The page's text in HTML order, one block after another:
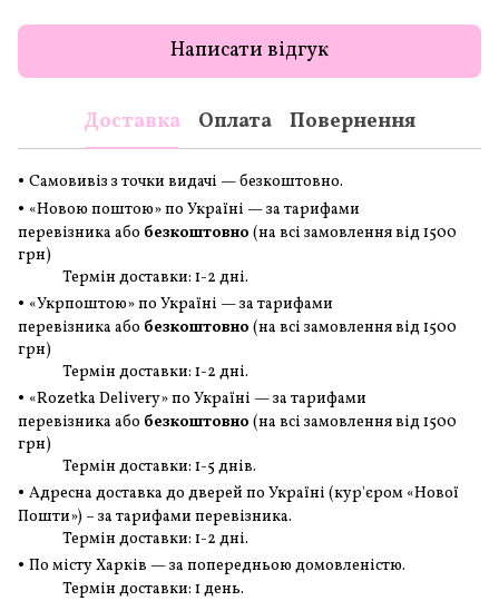
Написати відгук
Доставка Оплата Повернення
• Самовивіз з точки видачі — безкоштовно.
• «Новою поштою» по Україні — за тарифами
перевізника або безкоштовно (на всі замовленнявід 1500
грн)
Термін доставки: 1-2 дні.
• «Укрпоштою» по Україні — за тарифами
перевізника або безкоштовно (на всі замовленнявід 1500
грн)
Термін доставки: 1-2 дні.
• «Rozetka Delivery» по Україні — за тарифами
перевізника або безкоштовно (на всі замовленнявід 1500
грн)
Термін доставки: 1-5 днів.
• Адресна доставка до дверей по Україні (кур'єром «Нової
Пошти») – за тарифами перевізника.
Термін доставки: 1-2 дні.
• По місту Харків — за попередньою домовленістю.
Термін доставки: 1 день.